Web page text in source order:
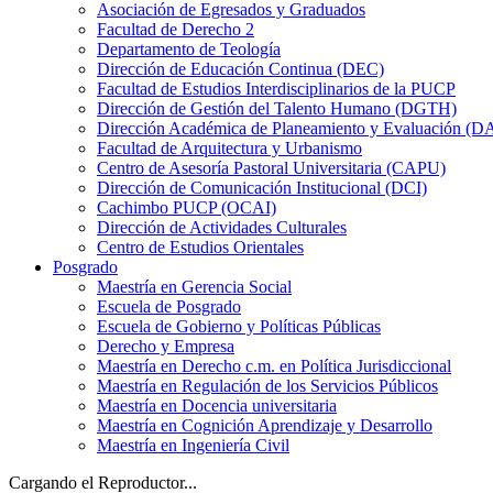
Asociación de Egresados y Graduados
Facultad de Derecho 2
Departamento de Teología
Dirección de Educación Continua (DEC)
Facultad de Estudios Interdisciplinarios de la PUCP
Dirección de Gestión del Talento Humano (DGTH)
Dirección Académica de Planeamiento y Evaluación
Facultad de Arquitectura y Urbanismo
Centro de Asesoría Pastoral Universitaria (CAPU)
Dirección de Comunicación Institucional (DCI)
Cachimbo PUCP (OCAI)
Dirección de Actividades Culturales
Centro de Estudios Orientales
Posgrado
Maestría en Gerencia Social
Escuela de Posgrado
Escuela de Gobierno y Políticas Públicas
Derecho y Empresa
Maestría en Derecho c.m. en Política Jurisdiccional
Maestría en Regulación de los Servicios Públicos
Maestría en Docencia universitaria
Maestría en Cognición Aprendizaje y Desarrollo
Maestría en Ingeniería Civil
Cargando el Reproductor...